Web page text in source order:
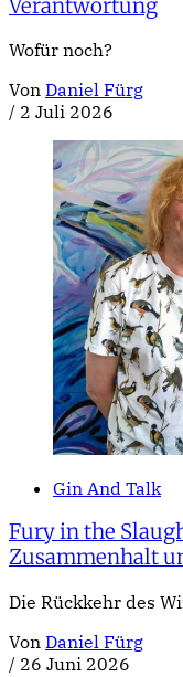
Verantwortung
Wofür noch?
Von Daniel Fürg
/ 2 Juli 2026
Gin And Talk
Fury in the
Zusammenhalt
Die Rückkehr des
Von Daniel Fürg
/ 26 Juni 2026